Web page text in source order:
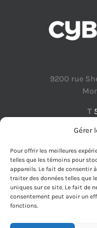
Gérer
Pour offrir les meilleures
telles que les témoins pour
appareils. Le fait de consentir
traiter des données telles que
uniques sur ce site. Le fait de
consentement peut avoir un
fonctions.
9200 rue
T
Protection des